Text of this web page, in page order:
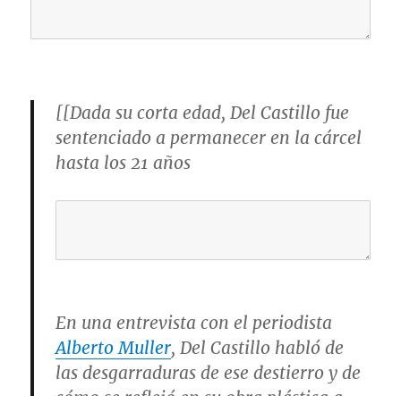
[[Dada su corta edad, Del Castillo fue
sentenciado a permanecer en la cárcel
hasta los 21 años
En una entrevista con el periodista
Alberto Muller, Del Castillo habló de
las desgarraduras de ese destierro y de